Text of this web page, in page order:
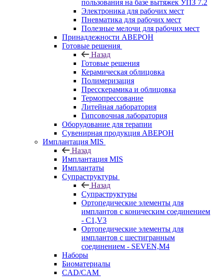
пользования на базе вытяжек УПЗ 7.2
Электроника для рабочих мест
Пневматика для рабочих мест
Полезные мелочи для рабочих мест
Принадлежности АВЕРОН
Готовые решения
Назад
Готовые решения
Керамическая облицовка
Полимеризация
Пресскерамика и облицовка
Термопрессование
Литейная лаборатория
Гипсовочная лаборатория
Оборудование для терапии
Сувенирная продукция АВЕРОН
Имплантация MIS
Назад
Имплантация MIS
Имплантаты
Супраструктуры
Назад
Супраструктуры
Ортопедические элементы для
имплантов с коническим соединением
- C1,V3
Ортопедические элементы для
имплантов с шестигранным
соединением - SEVEN,M4
Наборы
Биоматериалы
CAD/CAM